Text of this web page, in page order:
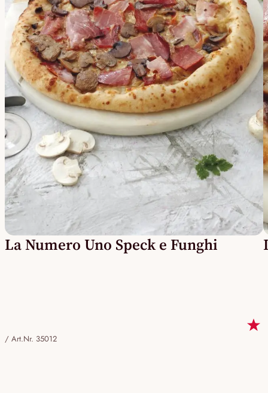
La Numero Uno Speck e Funghi
/ Art.Nr. 35012